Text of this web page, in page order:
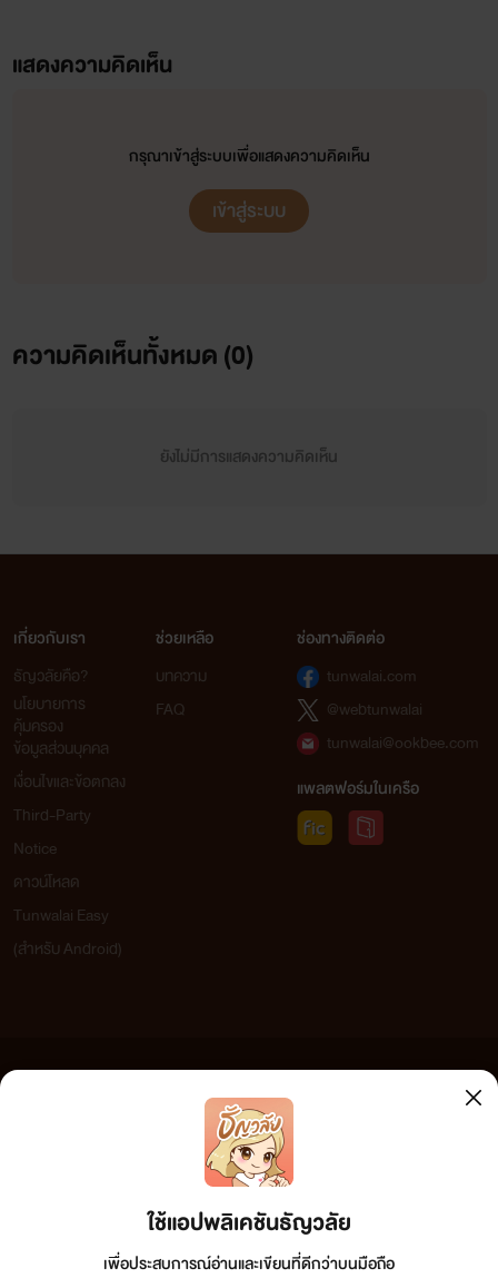
แสดงความคิดเห็น
กรุณาเข้าสู่ระบบเพื่อแสดงความคิดเห็น
เข้าสู่ระบบ
ความคิดเห็นทั้งหมด (0)
ยังไม่มีการแสดงความคิดเห็น
ใช้แอปพลิเคชันธัญวลัย
เพื่อประสบการณ์อ่านและเขียนที่ดีกว่าบนมือถือ
เกี่ยวกับเรา
ธัญวลัยคือ?
นโยบายการ
คุ้มครอง
ข้อมูลส่วนบุคคล
เงื่อนไขและข้อตกลง
Third-Party
Notice
ดาวน์โหลด
Tunwalai Easy
(สำหรับ Android)
ช่วยเหลือ
บทความ
FAQ
ช่องทางติดต่อ
tunwalai.com
@webtunwalai
tunwalai@ookbee.com
แพลตฟอร์มในเครือ
เว็บไซต์แห่งนี้ไม่ได้เห็นด้วยและไม่ขอรับผิดชอบต่อข้อความใดๆ ทั้งสิ้น ดังนั้นผู้อ่านทุกท่านโปรดใช้
วิจารณญาณในการกลั่นกรองด้วยตนเอง และหากท่านพบข้อความใดๆ ที่ขัดต่อกฎหมายและศีลธรรม
กรุณาแจ้งมาที่ tunwalai@ookbee.com เพื่อทีมงานจะได้ดำเนินการในทันที ทั้งนี้ ทางเว็บไซต์ขอสงวน
ลิขสิทธิ์ตามพระราชบัญญัติลิขสิทธิ์ (ฉบับเพิ่มเติม) พ.ศ.2558